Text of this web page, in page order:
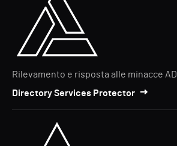
Rilevamento e risposta alle minacce AD
Directory Services Protector